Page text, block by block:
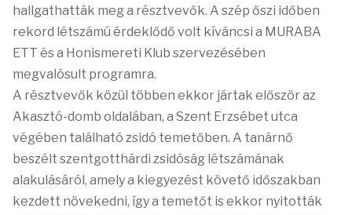
hallgathatták meg a résztvevők. A szép őszi időben
rekord létszámú érdeklődő volt kíváncsi a MURABA
ETT és a Honismereti Klub szervezésében
megvalósult programra.
A résztvevők közül többen ekkor jártak először az
Akasztó-domb oldalában, a Szent Erzsébet utca
végében található zsidó temetőben. A tanárnő
beszélt szentgotthárdi zsidóság létszámának
alakulásáról, amely a kiegyezést követő időszakban
kezdett növekedni, így a temetőt is ekkor nyitották